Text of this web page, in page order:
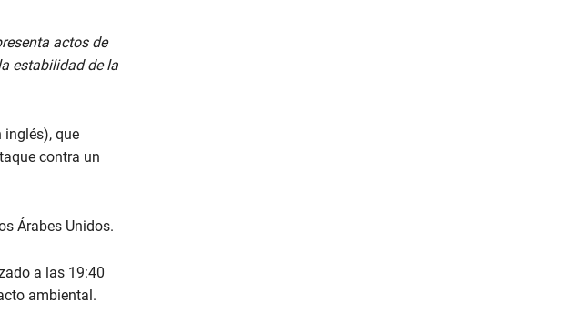
actos de
estabilidad de la
inglés), que
contra un
Árabes Unidos.
a las 19:40
ambiental.